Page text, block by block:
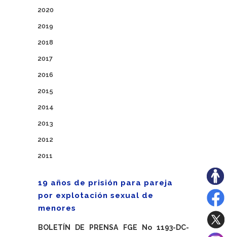
2020
2019
2018
2017
2016
2015
2014
2013
2012
2011
19 años de prisión para pareja
por explotación sexual de
menores
BOLETÍN DE PRENSA FGE No 1193-DC-